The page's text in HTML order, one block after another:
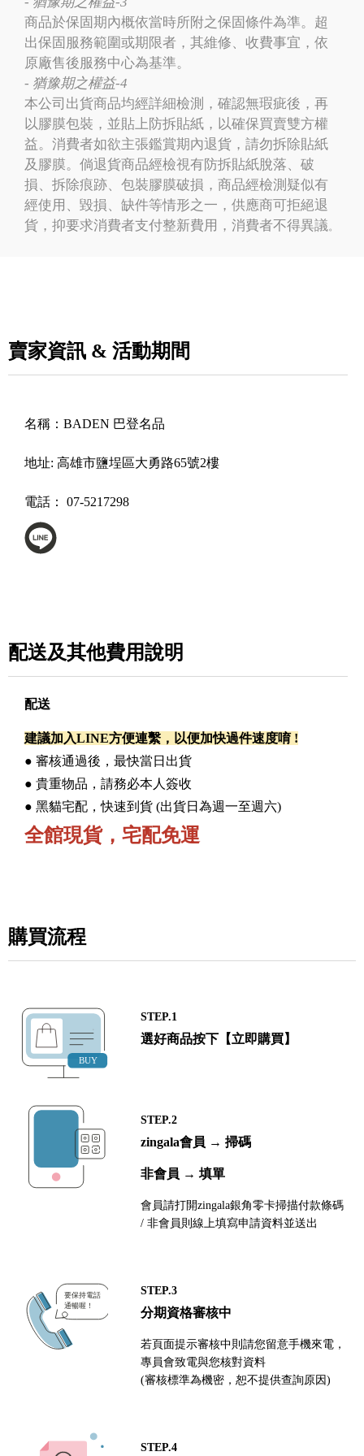
商品於保固期內概依當時所附之保固條件為準。超
出保固服務範圍或期限者，其維修、收費事宜，依
原廠售後服務中心為基準。
- 猶豫期之權益-4
本公司出貨商品均經詳細檢測，確認無瑕疵後，再
以膠膜包裝，並貼上防拆貼紙，以確保買賣雙方權
益。消費者如欲主張鑑賞期內退貨，請勿拆除貼紙
及膠膜。倘退貨商品經檢視有防拆貼紙脫落、破
損、拆除痕跡、包裝膠膜破損，商品經檢測疑似有
經使用、毀損、缺件等情形之一，供應商可拒絕退
貨，抑要求消費者支付整新費用，消費者不得異議。
賣家資訊 & 活動期間
名稱： BADEN 巴登名品
地址: 高雄市鹽埕區大勇路65號2樓
電話： 07-5217298
配送及其他費用說明
配送
建議加入LINE方便連繫，以便加快過件速度唷 !
● 審核通過後，最快當日出貨
● 貴重物品，請務必本人簽收
● 黑貓宅配，快速到貨 (出貨日為週一至週六)
全館現貨，宅配免運
購買流程
STEP.1
選好商品按下【立即購買】
STEP.2
zingala會員 → 掃碼
非會員 → 填單
會員請打開zingala銀角零卡掃描付款條碼
/ 非會員則線上填寫申請資料並送出
STEP.3
分期資格審核中
若頁面提示審核中則請您留意手機來電，
專員會致電與您核對資料
(審核標準為機密，恕不提供查詢原因)
STEP.4